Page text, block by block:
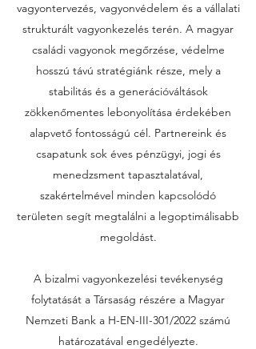
vagyontervezés, vagyonvédelem és a vállalati
strukturált vagyonkezelés terén. A magyar
családi vagyonok megőrzése, védelme
hosszú távú stratégiánk része, mely a
stabilitás és a generációváltások
zökkenőmentes lebonyolítása érdekében
alapvető fontosságú cél. Partnereink és
csapatunk sok éves pénzügyi, jogi és
menedzsment tapasztalatával,
szakértelmével minden kapcsolódó
területen segít megtalálni a legoptimálisabb
megoldást.
A bizalmi vagyonkezelési tevékenység
folytatását a Társaság részére a Magyar
Nemzeti Bank a H-EN-III-301/2022 számú
határozatával engedélyezte.